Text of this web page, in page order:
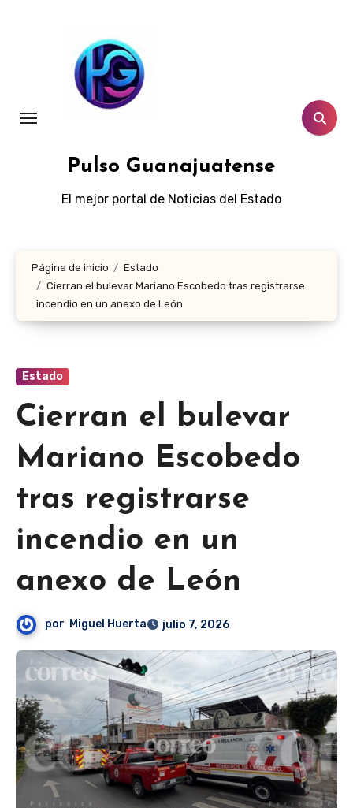
Pulso Guanajuatense
El mejor portal de Noticias del Estado
Página de inicio
Estado
Cierran el bulevar Mariano Escobedo tras registrarse
incendio en un anexo de León
Estado
Cierran el bulevar
Mariano Escobedo
tras registrarse
incendio en un
anexo de León
por Miguel Huerta julio 7, 2026